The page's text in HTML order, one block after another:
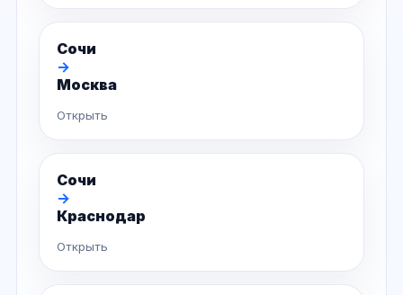
Сочи
→
Москва
Открыть
Сочи
→
Краснодар
Открыть